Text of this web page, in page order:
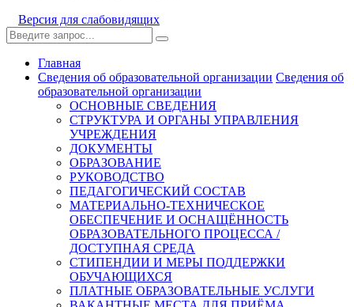
Версия для слабовидящих
Главная
Сведения об образовательной организации Сведения об
образовательной организации
ОСНОВНЫЕ СВЕДЕНИЯ
СТРУКТУРА И ОРГАНЫ УПРАВЛЕНИЯ
УЧРЕЖДЕНИЯ
ДОКУМЕНТЫ
ОБРАЗОВАНИЕ
РУКОВОДСТВО
ПЕДАГОГИЧЕСКИЙ СОСТАВ
МАТЕРИАЛЬНО-ТЕХНИЧЕСКОЕ
ОБЕСПЕЧЕНИЕ И ОСНАЩЁННОСТЬ
ОБРАЗОВАТЕЛЬНОГО ПРОЦЕССА /
ДОСТУПНАЯ СРЕДА
СТИПЕНДИИ И МЕРЫ ПОДДЕРЖКИ
ОБУЧАЮЩИХСЯ
ПЛАТНЫЕ ОБРАЗОВАТЕЛЬНЫЕ УСЛУГИ